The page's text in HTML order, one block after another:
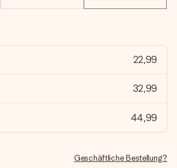
22,99
32,99
44,99
Geschäftliche Bestellung?